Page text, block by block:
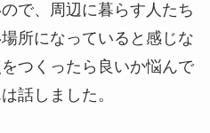
で、周辺に暮らす人たち
所になっていると感じな
つくったら良いか悩んで
話しました。